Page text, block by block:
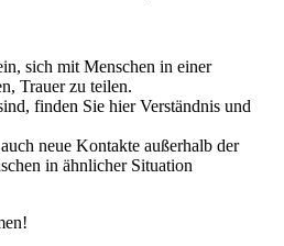
sich mit Menschen in einer
Trauer zu teilen.
finden Sie hier Verständnis und
neue Kontakte außerhalb der
in ähnlicher Situation